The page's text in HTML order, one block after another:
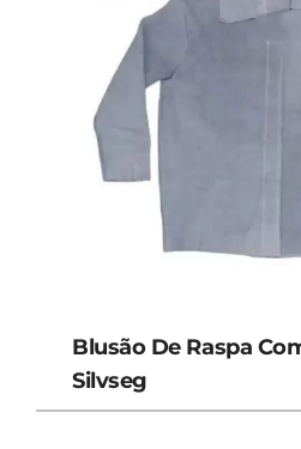
Blusão De Raspa
Silvseg